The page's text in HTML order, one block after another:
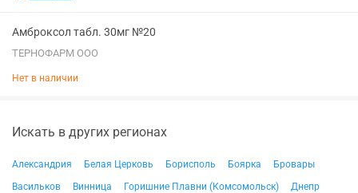
Амброксол табл. 30мг №20
ТЕРНОФАРМ ООО
Нет в наличии
Искать в других регионах
Александрия Белая Церковь Борисполь Боярка
Бровары
Васильков
Винница Горишние Плавни (Комсомольск)
Днепр